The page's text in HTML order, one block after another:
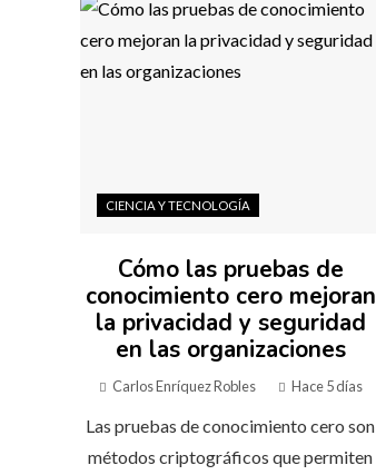
CIENCIA Y TECNOLOGÍA
Cómo las pruebas de
conocimiento cero mejoran
la privacidad y seguridad
en las organizaciones
Carlos Enríquez Robles Hace 5 días
Las pruebas de conocimiento cero son
métodos criptográficos que permiten